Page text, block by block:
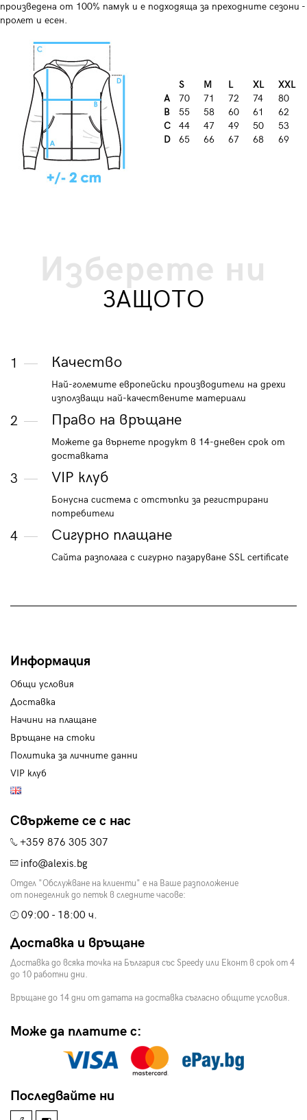
произведена от 100% памук и е подходяща за преходните сезони -
пролет и есен.
S M L XL
XXL
A
70 71 72 74
80
B
55 58 60 61
62
C
44 47 49 50
53
D
65 66 67 68 69
Изберете ни
ЗАЩОТО
1 Качество
Най-големите европейски производители на дрехи
използващи най-качествените материали
2 Право на връщане
Можете да върнете продукт в 14-дневен срок от
доставката
3 VIP клуб
Бонусна система с отстъпки за регистрирани
потребители
4 Сигурно плащане
Сайта разполага с сигурно пазаруване SSL certificate
Информация
Общи условия
Доставка
Начини на плащане
Връщане на стоки
Политика за личните данни
VIP клуб
Свържете се с нас
+359 876 305 307
info@alexis.bg
Отдел "Обслужване на клиенти" е на Ваше разположение
от понеделник до петък в следните часове:
09:00 - 18:00 ч.
Доставка и връщане
Доставка до всяка точка на България със Speedy или Еконт в срок от 4
до 10 работни дни.
Връщане до 14 дни от датата на доставка съгласно общите условия.
Може да платите с:
Последвайте ни